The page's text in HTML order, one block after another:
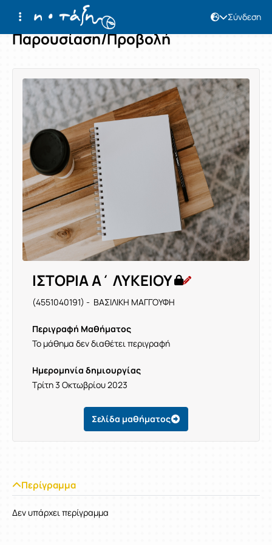
Σύνδεση
Παρουσίαση/Προβολή
ΙΣΤΟΡΙΑ Α΄ ΛΥΚΕΙΟΥ
(4551040191) - ΒΑΣΙΛΙΚΗ ΜΑΓΓΟΥΦΗ
Περιγραφή Μαθήματος
Το μάθημα δεν διαθέτει περιγραφή
Ημερομηνία δημιουργίας
Τρίτη 3 Οκτωβρίου 2023
Σελίδα μαθήματος
Περίγραμμα
Δεν υπάρχει περίγραμμα